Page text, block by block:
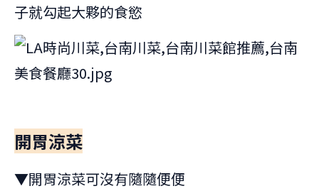
子就勾起大夥的食慾
開胃涼菜
▼開胃涼菜可沒有隨隨便便